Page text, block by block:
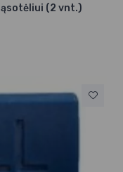
(2 vnt.)